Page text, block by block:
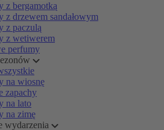
z bergamotką
z drzewem sandałowym
z paczulą
z wetiwerem
perfumy
na wiosnę
zapachy
na lato
na zimę
wydarzenia